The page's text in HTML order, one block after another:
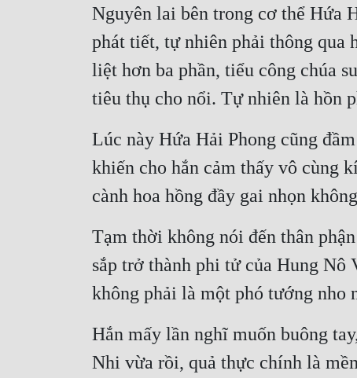
Nguyên lai bên trong cơ thể Hứa
phát tiết, tự nhiên phải thông qua
liệt hơn ba phần, tiểu công chúa
tiêu thụ cho nổi. Tự nhiên là hồn
Lúc này Hứa Hải Phong cũng
khiến cho hắn cảm thấy vô cùng
cành hoa hồng đầy gai nhọn
Tạm thời không nói đến thân
sắp trở thành phi tử của Hung
không phải là một phó tướng nho
Hắn mấy lần nghĩ muốn buông
Nhi vừa rồi, quả thực chính là